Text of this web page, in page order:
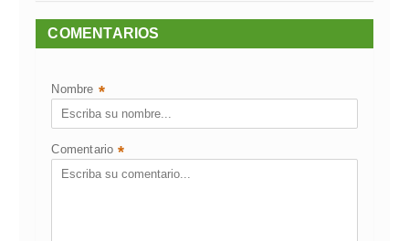
COMENTARIOS
Nombre *
Comentario *